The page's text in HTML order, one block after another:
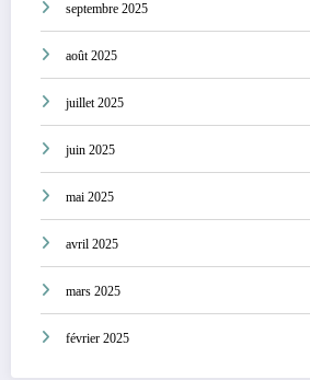
septembre 2025
août 2025
juillet 2025
juin 2025
mai 2025
avril 2025
mars 2025
février 2025